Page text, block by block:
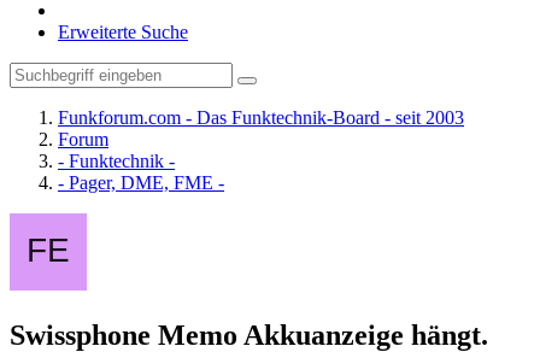
Erweiterte Suche
Funkforum.com - Das Funktechnik-Board - seit 2003
Forum
- Funktechnik -
- Pager, DME, FME -
Swissphone Memo Akkuanzeige hängt.